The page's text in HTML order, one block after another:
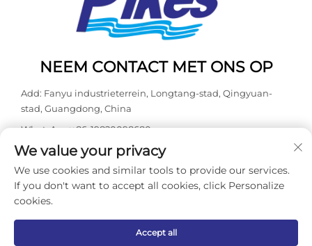
NEEM CONTACT MET ONS OP
Add: Fanyu industrieterrein, Longtang-stad, Qingyuan-
stad, Guangdong, China
WhatsApp:+86-19820098680
Tel:+86-0763-3603098
E-mail:[email protected]
Copyright © 2026 Guangdong Kasdaly Pool Spa Equipment Co.,
Ltd. Alle rechten voorbehouden. -
We value your privacy
We use cookies and similar tools to provide our services.
If you don't want to accept all cookies, click Personalize
cookies.
Accept all